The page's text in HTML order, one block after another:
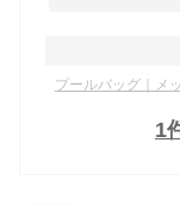
プールバッグ｜メ
1